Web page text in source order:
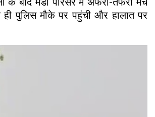
पुलिस मौके पर पहुंची और हालात पर